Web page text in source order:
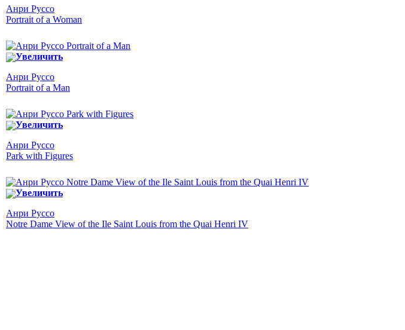
Анри Руссо
Portrait of a Woman
Увеличить
Анри Руссо
Portrait of a Man
Увеличить
Анри Руссо
Park with Figures
Увеличить
Анри Руссо
Notre Dame View of the Ile Saint Louis from the Quai Henri IV